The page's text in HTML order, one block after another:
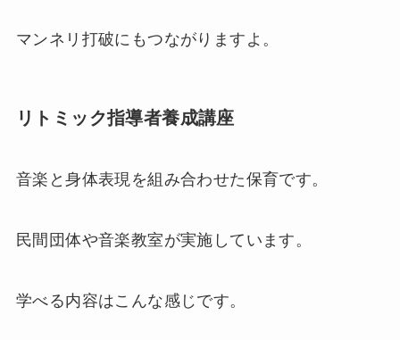
マンネリ打破にもつながりますよ。
リトミック指導者養成講座
音楽と身体表現を組み合わせた保育です。
民間団体や音楽教室が実施しています。
学べる内容はこんな感じです。